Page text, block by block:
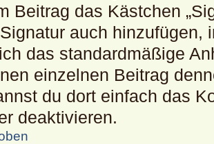
Beitrag das Kästchen
auch hinzufügen,
das standardmäßige
einzelnen Beitrag
du dort einfach das
deaktivieren.